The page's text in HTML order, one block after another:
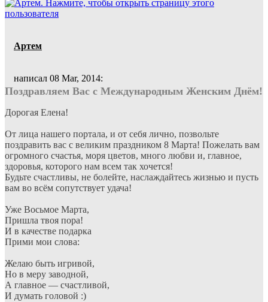
Артем
написал 08 Mar, 2014:
Поздравляем Вас с Международным Женским Днём!
Дорогая Елена!
От лица нашего портала, и от себя лично, позвольте
поздравить вас с великим праздником 8 Марта! Пожелать вам
огромного счастья, моря цветов, много любви и, главное,
здоровья, которого нам всем так хочется!
Будьте счастливы, не болейте, наслаждайтесь жизнью и пусть
вам во всём сопутствует удача!
Уже Восьмое Марта,
Пришла твоя пора!
И в качестве подарка
Прими мои слова:
Желаю быть игривой,
Но в меру заводной,
А главное — счастливой,
И думать головой :)